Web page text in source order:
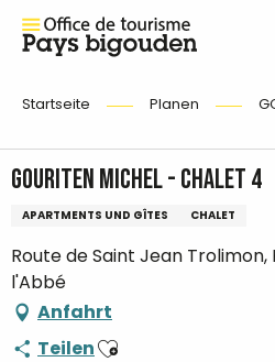
Startseite Planen
GOURITEN Michel - Chalet 4
APARTMENTS UND GÎTES CHALET
Route de Saint Jean Trolimon,
l'Abbé
Anfahrt
TeilenAjouter aux favoris